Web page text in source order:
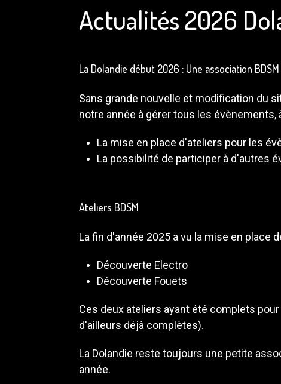
Actualités 2026
La Dolandie début 2026 : Une association
Sans grande nouvelle et modification du
notre année à gérer tous les
La mise en place d'ateliers pour les
La possibilité de participer à d'autres
Ateliers BDSM
La fin d'année 2025 a vu la mise en place
Découverte Electro
Découverte Fouets
Ces deux ateliers ayant été complets
d'ailleurs déjà complètes).
La Dolandie reste toujours une petite
année.